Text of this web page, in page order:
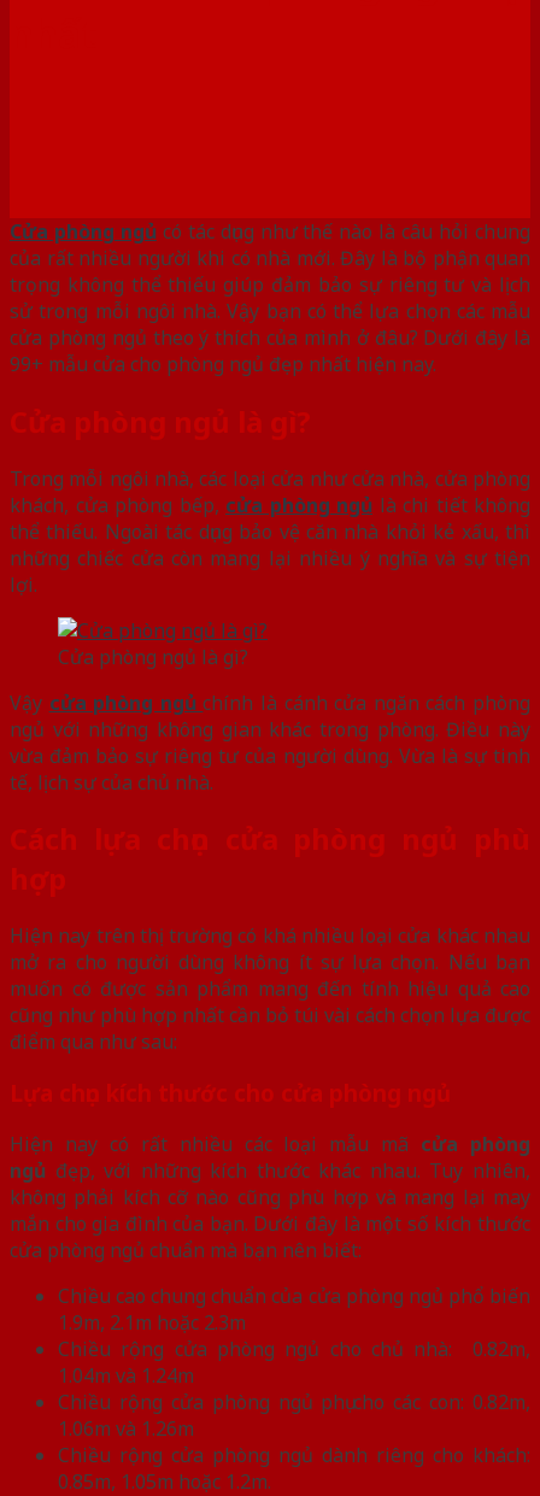
Cửa phòng ngủcó tác dụng như thế nào là câu hỏi chung
của rất nhiều người khi có nhà mới. Đây là bộ phận quan
trọng không thể thiếu giúp đảm bảo sự riêng tư và lịch
sử trong mỗi ngôi nhà. Vậy bạn có thể lựa chọn các mẫu
cửa phòng ngủ theo ý thích của mình ở đâu? Dưới đây là
99+ mẫu cửa cho phòng ngủ đẹp nhất hiện nay.
Cửa phòng ngủ là gì?
Trong mỗi ngôi nhà, các loại cửa như cửa nhà, cửa phòng
khách, cửa phòng bếp, cửa phòng ngủ là chi tiết không
thể thiếu. Ngoài tác dụng bảo vệ căn nhà khỏi kẻ xấu, thì
những chiếc cửa còn mang lại nhiều ý nghĩa và sự tiện
lợi.
Cửa phòng ngủ là gì?
Vậy cửa phòng ngủchính là cánh cửa ngăn cách phòng
ngủ với những không gian khác trong phòng. Điều này
vừa đảm bảo sự riêng tư của người dùng. Vừa là sự tinh
tế, lịch sự của chủ nhà.
Cách lựa chọn cửa phòng ngủ phù
hợp
Hiện nay trên thị trường có khá nhiều loại cửa khác nhau
mở ra cho người dùng không ít sự lựa chọn. Nếu bạn
muốn có được sản phẩm mang đến tính hiệu quả cao
cũng như phù hợp nhất cần bỏ túi vài cách chọn lựa được
điểm qua như sau:
Lựa chọn kích thước cho cửa phòng ngủ
Hiện nay có rất nhiều các loại mẫu mã cửa phòng
ngủ đẹp, với những kích thước khác nhau. Tuy nhiên,
không phải kích cỡ nào cũng phù hợp và mang lại may
mắn cho gia đình của bạn. Dưới đây là một số kích thước
cửa phòng ngủ chuẩn mà bạn nên biết:
Chiều cao chung chuẩn của cửa phòng ngủ phổ biến
1.9m, 2.1m hoặc 2.3m
Chiều rộng cửa phòng ngủ cho chủ nhà: 0.82m,
1.04m và 1.24m
Chiều rộng cửa phòng ngủ phụ cho các con: 0.82m,
1.06m và 1.26m
Chiều rộng cửa phòng ngủ dành riêng cho khách:
0.85m, 1.05m hoặc 1.2m.